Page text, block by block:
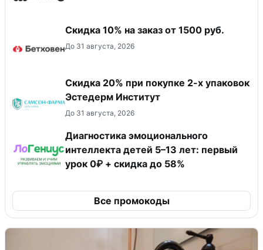
Скидка 10% на заказ от 1500 руб.
До 31 августа, 2026
Скидка 20% при покупке 2-х упаковок
Эстедерм Институт
До 31 августа, 2026
Диагностика эмоционального
интеллекта детей 5–13 лет: первый
урок 0₽ + скидка до 58%
Все промокоды